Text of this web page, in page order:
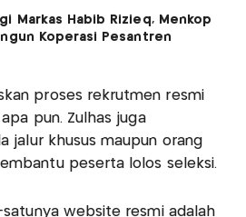
Markas Habib Rizieq, Menkop
Koperasi Pesantren
proses rekrutmen resmi
pun. Zulhas juga
jalur khusus maupun orang
peserta lolos seleksi.
website resmi adalah